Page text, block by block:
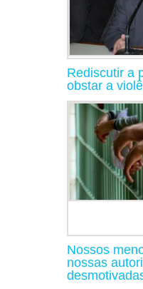
Rediscutir a
obstar a
Nossos
nossas